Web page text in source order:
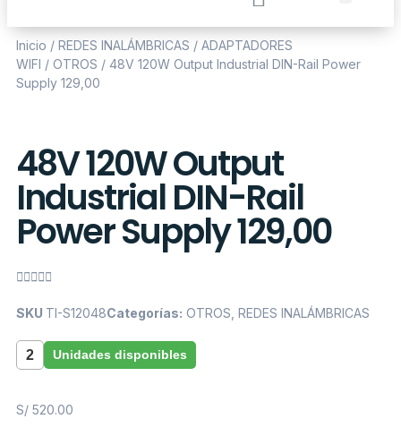
Inicio / REDES INALÁMBRICAS / ADAPTADORES
WIFI / OTROS / 48V 120W Output Industrial DIN-Rail Power
Supply 129,00
48V 120W Output
Industrial DIN-Rail
Power Supply 129,00

SKU TI-S12048Categorías: OTROS REDES INALÁMBRICAS
2 Unidades disponibles
S/ 520.00